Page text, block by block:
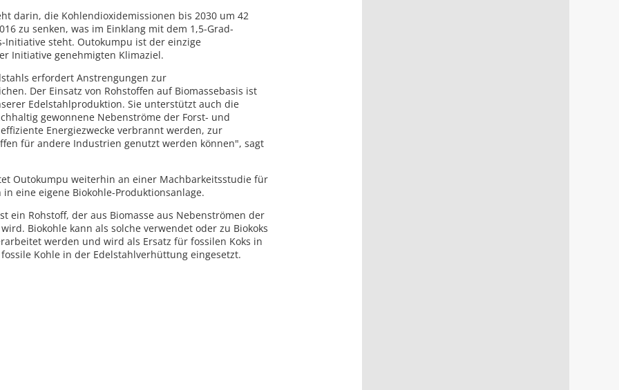
darin, die Kohlendioxidemissionen bis 2030 um 42
zu senken, was im Einklang mit dem 1,5-Grad-
Initiative steht. Outokumpu ist der einzige
Initiative genehmigten Klimaziel.
erfordert Anstrengungen zur
Der Einsatz von Rohstoffen auf Biomassebasis ist
Edelstahlproduktion. Sie unterstützt auch die
gewonnene Nebenströme der Forst- und
Energiezwecke verbrannt werden, zur
für andere Industrien genutzt werden können", sagt
Outokumpu weiterhin an einer Machbarkeitsstudie für
eine eigene Biokohle-Produktionsanlage.
ein Rohstoff, der aus Biomasse aus Nebenströmen der
Biokohle kann als solche verwendet oder zu Biokoks
werden und wird als Ersatz für fossilen Koks in
Kohle in der Edelstahlverhüttung eingesetzt.